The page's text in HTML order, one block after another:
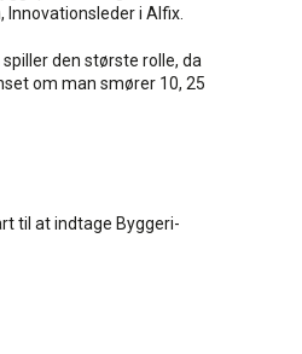
i Alfix.
den største rolle, da
om man smører 10, 25
til at indtage Byggeri-